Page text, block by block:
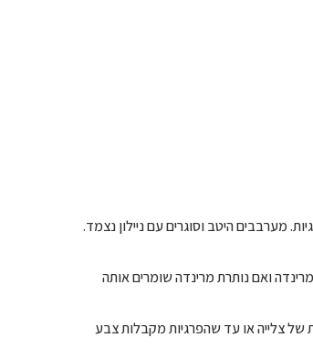
מערבבים היטב וסוגרים עם ניילון נצמד.
ואם נותרת מרינדה שומרים אותה
שחומם מראש ל-200 מעלות במשך 8 דקות והופכים לצד השני לעוד 8 דקות של צלייה או עד שהפרגיות מקבלות צבע